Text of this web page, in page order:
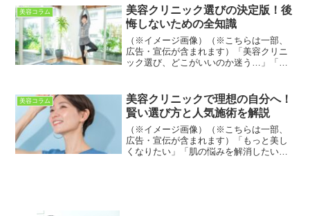
み、たるみ毛穴など、一言で毛穴といっ
てもその種類は様々。自...
美容コラム
美容クリニック選びの決定版！後
悔しないための全知識
（※イメージ画像）（※こちらは一部、
広告・宣伝が含まれます）「美容クリニ
ック選び、どこがいいのか迷う…」「ど
近年、美容医療は身近なものとなり、美
容クリニックの数も増加傾向...
美容コラム
美容クリニックで理想の自分へ！
賢い選び方と人気施術を解説
（※イメージ画像）（※こちらは一部、
広告・宣伝が含まれます）「もっと美し
くなりたい」「肌の悩みを解消したい」